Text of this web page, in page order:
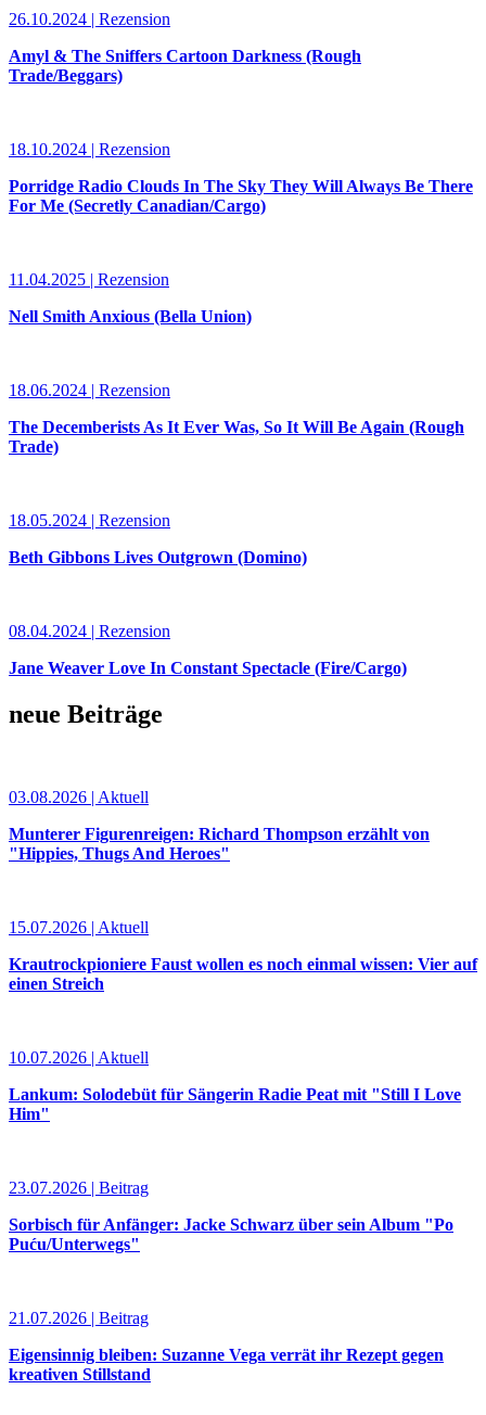
26.10.2024 | Rezension
Amyl & The Sniffers Cartoon Darkness (Rough
Trade/Beggars)
18.10.2024 | Rezension
Porridge Radio Clouds In The Sky They Will Always Be There
For Me (Secretly Canadian/Cargo)
11.04.2025 | Rezension
Nell Smith Anxious (Bella Union)
18.06.2024 | Rezension
The Decemberists As It Ever Was, So It Will Be Again (Rough
Trade)
18.05.2024 | Rezension
Beth Gibbons Lives Outgrown (Domino)
08.04.2024 | Rezension
Jane Weaver Love In Constant Spectacle (Fire/Cargo)
neue Beiträge
03.08.2026 | Aktuell
Munterer Figurenreigen: Richard Thompson erzählt von
"Hippies, Thugs And Heroes"
15.07.2026 | Aktuell
Krautrockpioniere Faust wollen es noch einmal wissen: Vier auf
einen Streich
10.07.2026 | Aktuell
Lankum: Solodebüt für Sängerin Radie Peat mit "Still I Love
Him"
23.07.2026 | Beitrag
Sorbisch für Anfänger: Jacke Schwarz über sein Album "Po
Puću/Unterwegs"
21.07.2026 | Beitrag
Eigensinnig bleiben: Suzanne Vega verrät ihr Rezept gegen
kreativen Stillstand